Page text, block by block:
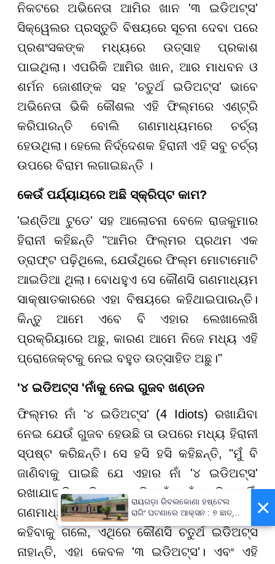
ନିକଟରେ ଅଭିନେତା ଆମିର ଖାନ '୩ ଇଡିଅଟ୍ସ'
ସିକ୍ୱେଲର ପ୍ରସ୍ତୁତି ବିଷୟରେ ସୂଚନା ଦେବା ପରେ
ପ୍ରଶଂସକଙ୍କ ମଧ୍ୟରେ ଉତ୍ସାହ ପ୍ରକାଶ
ପାଇଥିଲା। ଏପରିକି ଆମିର ଖାନ, ଆର ମାଧବନ ଓ
ଶର୍ମନ ଜୋଶୀଙ୍କ ସହ 'ଚତୁର୍ଥ ଇଡିଅଟ୍ସ' ଭାବେ
ଅଭିନେତା ଭିକି କୌଶଲ ଏହି ଫିଲ୍ମରେ ଏଣ୍ଟ୍ରି
କରିପାରନ୍ତି ବୋଲି ଗଣମାଧ୍ୟମରେ ଚର୍ଚ୍ଚା
ହେଉଥିଲା। ହେଲେ ନିର୍ଦ୍ଦେଶକ ହିରାନୀ ଏହି ସବୁ ଚର୍ଚ୍ଚା
ଉପରେ ବିରାମ ଲଗାଇଛନ୍ତି ।
କେଉଁ ପର୍ଯ୍ୟାୟରେ ଅଛି ସ୍କ୍ରିପ୍ଟ କାମ?
'ଇଣ୍ଡିଆ ଟୁଡେ' ସହ ଆଲୋଚନା ବେଳେ ରାଜକୁମାର
ହିରାନୀ କହିଛନ୍ତି "ଆମିର ଫିଲ୍ମର ପ୍ରଥମ ଏକ
ଡ୍ରାଫ୍ଟ ପଢ଼ିଥିଲେ, ଯେଉଁଥିରେ ଫିଲ୍ମ ମୋଟାମୋଟି
ଆଇଡିଆ ଥିଲା। ବୋଧହୁଏ ସେ କୌଣସି ଗଣମାଧ୍ୟମ
ସାକ୍ଷାତକାରରେ ଏହା ବିଷୟରେ କହିଥାଇପାରନ୍ତି।
କିନ୍ତୁ ଆମେ ଏବେ ବି ଏହାର ଲେଖାଲେଖି
ପ୍ରକ୍ରିୟାରେ ଅଛୁ, କାରଣ ଆମେ ନିଜେ ମଧ୍ୟ ଏହି
ପ୍ରୋଜେକ୍ଟକୁ ନେଇ ବହୁତ ଉତ୍ସାହିତ ଅଛୁ।"
'୪ ଇଡିଅଟ୍ସ 'ନାଁକୁ ନେଇ ଗୁଜବ ଖଣ୍ଡନ
ଫିଲ୍ମର ନାଁ '୪ ଇଡିଅଟ୍ସ' (4 Idiots) ରଖାଯିବା
ନେଇ ଯେଉଁ ଗୁଜବ ହେଉଛି ତା ଉପରେ ମଧ୍ୟ ହିରାନୀ
ସ୍ପଷ୍ଟ କରିଛନ୍ତି। ସେ ହସି ହସି କହିଛନ୍ତି, "ମୁଁ ବି
ଜାଣିବାକୁ ପାଇଛି ଯେ ଏହାର ନାଁ '୪ ଇଡିଅଟ୍ସ'
ରଖାଯାଇଛି। କିନ୍ତୁ ସେହି ନାଁ ମୁଁ ରଖି ନାହିଁ,
ଗଣମାଧ୍ୟମ ନିଜେ ଏହାକୁ ତିଆରି କରିଛି। ସତ
କହିବାକୁ ଗଲେ, ଏଥିରେ କୌଣସି ଚତୁର୍ଥ ଇଡିଅଟ୍ସ
ନାହାନ୍ତି, ଏହା କେବଳ '୩ ଇଡିଅଟ୍ସ'। ଏବଂ ଏହି
×
ରାୟଗଡ଼ା ରିବଲକୋଣା ହଷ୍ଟେଲ
ରାଗିଂ ଘଟଣାରେ ଆକ୍ସନ : ୭ ଛାତ୍ର
ବହିଷ୍କୃତ, ପ୍ରଧାନଶିକ୍ଷକଙ୍କୁ
ନୋଟିସ୍